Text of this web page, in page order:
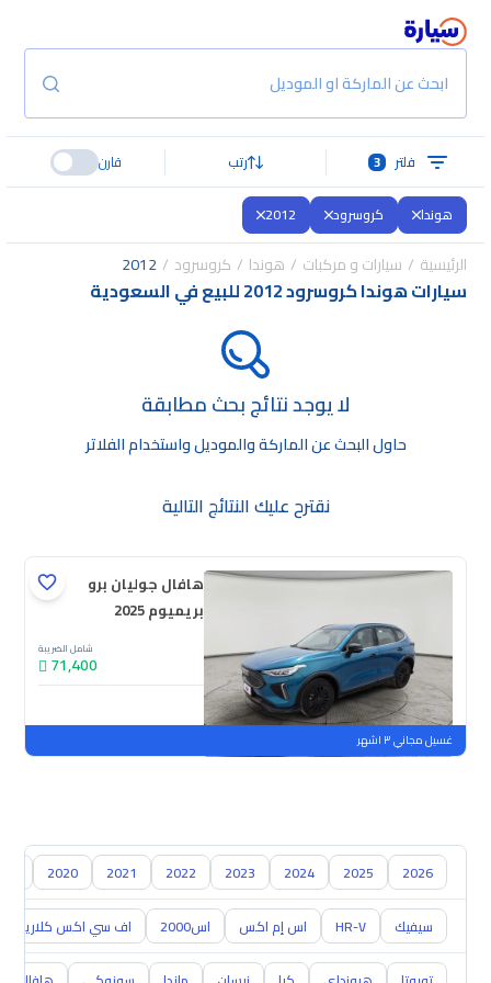
ابحث عن الماركة او الموديل
فلتر 3 رتب قارن
هوندا كروسرود 2012
الرئيسية سيارات و مركبات هوندا كروسرود 2012
سيارات هوندا كروسرود 2012 للبيع في السعودية
لا يوجد نتائج بحث مطابقة
حاول البحث عن الماركة والموديل واستخدام الفلاتر
نقترح عليك النتائج التالية
هافال جوليان برو
بريميوم 2025
شامل الضريبة
71,400
جديدة
ملوحة
غسيل مجاني ٣ اشهر
2026
2025
2024
2023
2022
2021
2020
سيفيك HR-V اس إم اكس اس2000 اف سي اكس كلاريتي